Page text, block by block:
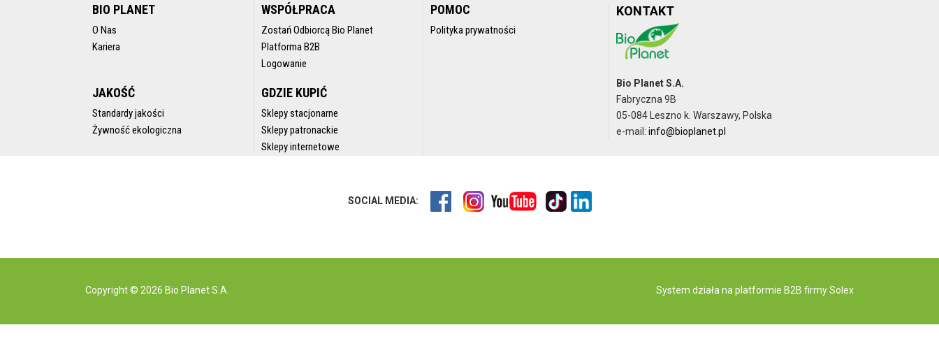
BIO PLANET
O Nas
Kariera
WSPÓŁPRACA
Zostań Odbiorcą Bio Planet
Platforma B2B
Logowanie
POMOC
Polityka prywatności
JAKOŚĆ
Standardy jakości
Żywność ekologiczna
GDZIE KUPIĆ
Sklepy stacjonarne
Sklepy patronackie
Sklepy internetowe
KONTAKT
Bio Planet S.A.
Fabryczna 9B
05-084 Leszno k. Warszawy, Polska
e-mail:info@bioplanet.pl
SOCIAL MEDIA:
Copyright © 2026 Bio Planet S.A. System działa na platformie B2B firmy Solex